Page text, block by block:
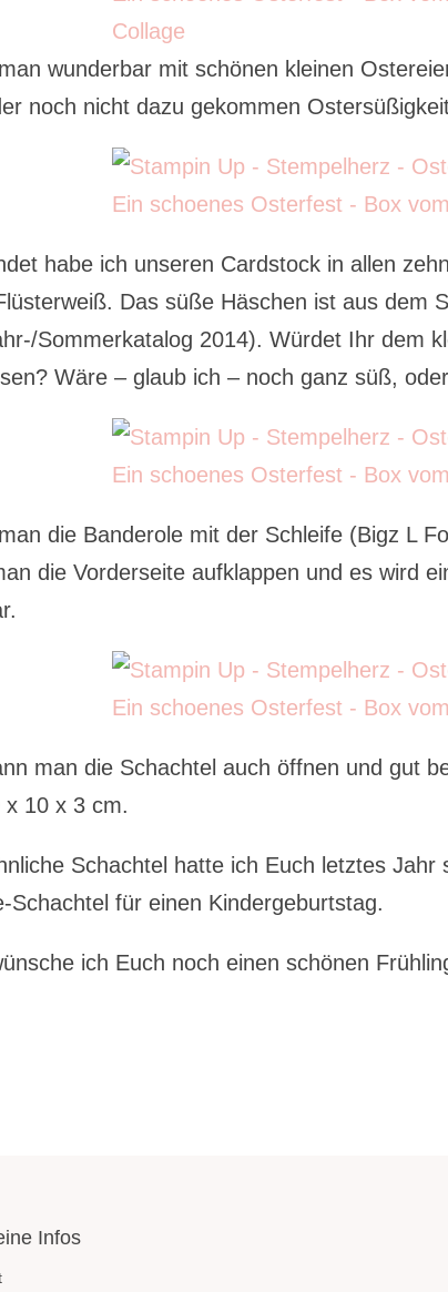
wunderbar mit schönen kleinen
noch nicht dazu gekommen
habe ich unseren Cardstock in allen
Das süße Häschen ist aus dem
Sommerkatalog 2014). Würdet Ihr dem
Wäre – glaub ich – noch ganz süß,
die Banderole mit der Schleife (Bigz L
die Vorderseite aufklappen und es wird
man die Schachtel auch öffnen und gut
x 10 x 3 cm.
Schachtel hatte ich Euch letztes Jahr
Schachtel für einen Kindergeburtstag.
ich Euch noch einen schönen
Infos